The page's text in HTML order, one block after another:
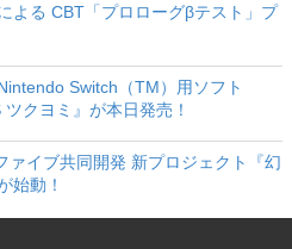
よる CBT「プロローグβテスト」プ
Switch（TM）用ソフト
ツクヨミ』が本日発売！
ァイブ共同開発 新プロジェクト『幻
始動！